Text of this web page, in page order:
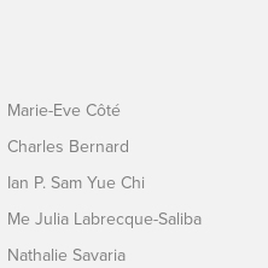
Marie-Eve Côté
Charles Bernard
Ian P. Sam Yue Chi
Me Julia Labrecque-Saliba
Nathalie Savaria